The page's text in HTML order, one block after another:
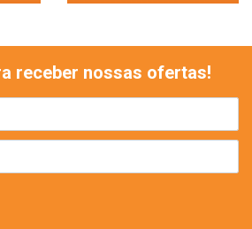
receber nossas ofertas!